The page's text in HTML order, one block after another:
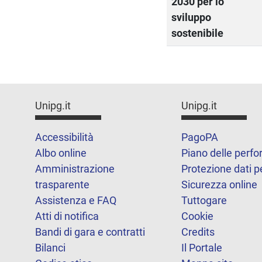
sviluppo
sostenibile
Unipg.it
Accessibilità
Albo online
Amministrazione
trasparente
Assistenza e FAQ
Atti di notifica
Bandi di gara e contratti
Bilanci
Unipg.it
PagoPA
Piano delle
Protezione dati
Sicurezza online
Tuttogare
Cookie
Credits
Il Portale